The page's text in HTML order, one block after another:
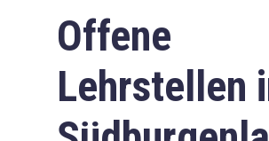
Offene
Lehrstellen